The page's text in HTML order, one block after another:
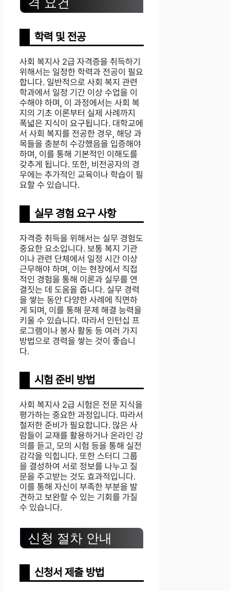
학력 및 전공
사회 복지사 2급 자격증을 취득하기
위해서는 일정한 학력과 전공이 필요
합니다. 일반적으로 사회 복지 관련
학과에서 일정 기간 이상 수업을 이
수해야 하며, 이 과정에서는 사회 복
지의 기초 이론부터 실제 사례까지
폭넓은 지식이 요구됩니다. 대학교에
서 사회 복지를 전공한 경우, 해당 과
목들을 충분히 수강했음을 입증해야
하며, 이를 통해 기본적인 이해도를
갖추게 됩니다. 또한, 비전공자의 경
우에는 추가적인 교육이나 학습이 필
요할 수 있습니다.
실무 경험 요구 사항
자격증 취득을 위해서는 실무 경험도
중요한 요소입니다. 보통 복지 기관
이나 관련 단체에서 일정 시간 이상
근무해야 하며, 이는 현장에서 직접
적인 경험을 통해 이론과 실무를 연
결짓는 데 도움을 줍니다. 실무 경력
을 쌓는 동안 다양한 사례에 직면하
게 되며, 이를 통해 문제 해결 능력을
키울 수 있습니다. 따라서 인턴십 프
로그램이나 봉사 활동 등 여러 가지
방법으로 경력을 쌓는 것이 좋습니
다.
시험 준비 방법
사회 복지사 2급 시험은 전문 지식을
평가하는 중요한 과정입니다. 따라서
철저한 준비가 필요합니다. 많은 사
람들이 교재를 활용하거나 온라인 강
의를 듣고, 모의 시험 등을 통해 실전
감각을 익힙니다. 또한 스터디 그룹
을 결성하여 서로 정보를 나누고 질
문을 주고받는 것도 효과적입니다.
이를 통해 자신이 부족한 부분을 발
견하고 보완할 수 있는 기회를 가질
수 있습니다.
신청 절차 안내
신청서 제출 방법